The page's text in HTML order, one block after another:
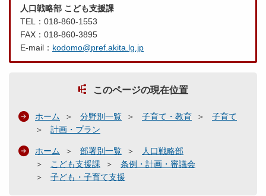
人口戦略部 こども支援課
TEL：018-860-1553
FAX：018-860-3895
E-mail： kodomo@pref.akita.lg.jp
このページの現在位置
ホーム 分野別一覧 子育て・教育
子育て
計画・プラン
ホーム 部署別一覧
人口戦略部
こども支援課
条例・計画・審議会
子ども・子育て支援